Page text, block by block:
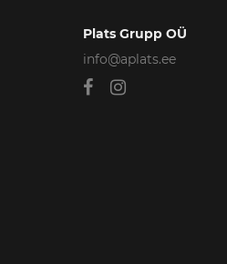
Plats Grupp OÜ
info@aplats.ee